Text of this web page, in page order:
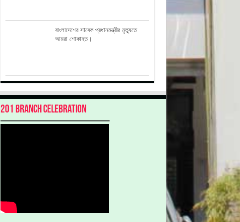
বাংলাদেশের সাবেক প্রধানমন্ত্রীর মৃত্যুতে
আমরা শোকাহত।
201 Branch Celebration